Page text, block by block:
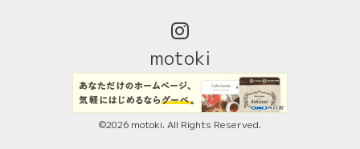
motoki
©2026 motoki. All Rights Reserved.